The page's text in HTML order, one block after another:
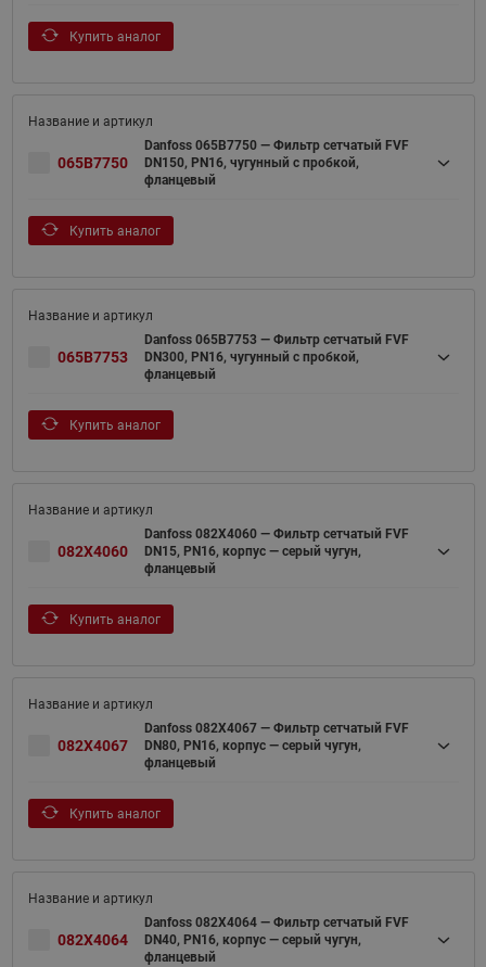
Купить аналог
065B7750
Danfoss 065B7750 — Фильтр сетчатый FVF
DN150, PN16, чугунный с пробкой,
фланцевый
Купить аналог
065B7753
Danfoss 065B7753 — Фильтр сетчатый FVF
DN300, PN16, чугунный с пробкой,
фланцевый
Купить аналог
082X4060
Danfoss 082X4060 — Фильтр сетчатый FVF
DN15, PN16, корпус — серый чугун,
фланцевый
Купить аналог
082X4067
Danfoss 082X4067 — Фильтр сетчатый FVF
DN80, PN16, корпус — серый чугун,
фланцевый
Купить аналог
082X4064
Danfoss 082X4064 — Фильтр сетчатый FVF
DN40, PN16, корпус — серый чугун,
фланцевый